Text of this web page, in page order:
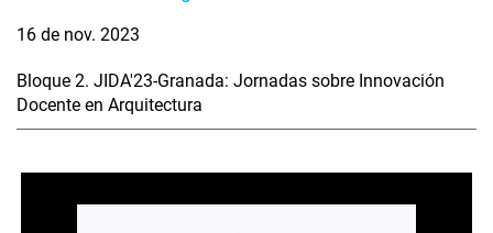
16 de nov. 2023
Bloque 2. JIDA'23-Granada: Jornadas sobre Innovación
Docente en Arquitectura